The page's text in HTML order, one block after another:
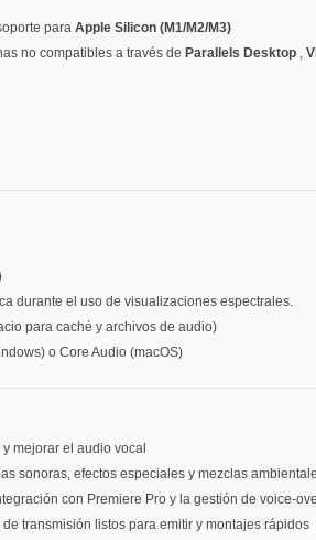
para Apple Silicon (M1/M2/M3)
no compatibles a través de Parallels Desktop ,
durante el uso de visualizaciones espectrales.
para caché y archivos de audio)
o Core Audio (macOS)
mejorar el audio vocal
sonoras, efectos especiales y mezclas
con Premiere Pro y la gestión de voice-
de transmisión listos para emitir y montajes rápidos